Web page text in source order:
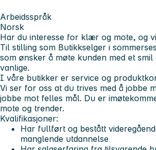
Arbeidsspråk
Norsk
Har du interesse for klær og mote, og
Til stilling som Butikkselger i
som ønsker å møte kunden med et
vanlige.
I våre butikker er service og
Vi ser for oss at du trives med å jobbe
jobbe mot felles mål. Du er
mote og trender.
Kvalifikasjoner:
Har fullført og bestått
manglende utdannelse